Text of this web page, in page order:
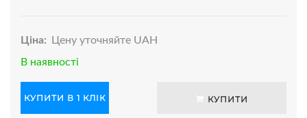
Ціна:
Цену уточняйте UAH
В наявності
КУПИТИ В 1 КЛІК КУПИТИ